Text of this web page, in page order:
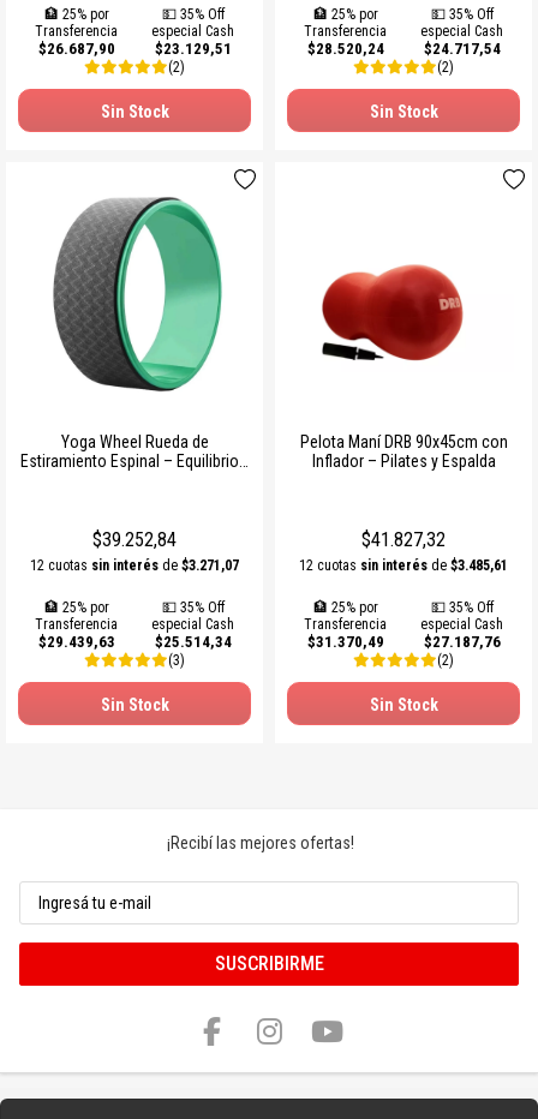
🏦 25% por
Transferencia
$26.687,90
💵 35% Off
especial Cash
$23.129,51
(2)
Sin Stock
🏦 25% por
Transferencia
$28.520,24
💵 35% Off
especial Cash
$24.717,54
(2)
Sin Stock
Yoga Wheel Rueda de
Estiramiento Espinal – Equilibrio y
$39.252,84
12 cuotas sin interés de $3.271,07
🏦 25% por
Transferencia
$29.439,63
💵 35% Off
especial Cash
$25.514,34
(3)
Sin Stock
Pelota Maní DRB 90x45cm con
Inflador – Pilates y Espalda
$41.827,32
12 cuotas sin interés de $3.485,61
🏦 25% por
Transferencia
$31.370,49
💵 35% Off
especial Cash
$27.187,76
(2)
Sin Stock
¡Recibí las mejores ofertas!
SUSCRIBIRME